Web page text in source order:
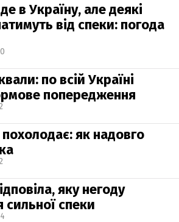
в Україну, але деякі
від спеки: погода
по всій Україні
попередження
як надовго
яку негоду
сильної спеки